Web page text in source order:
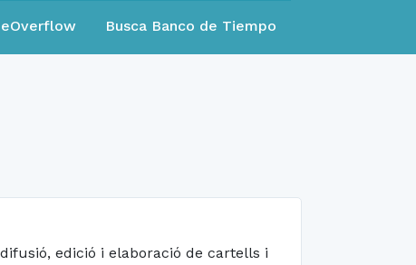
Busca Banco de Tiempo
edició i elaboració de cartells i